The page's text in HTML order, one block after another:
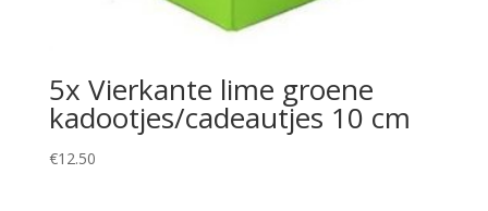
5x Vierkante lime groene
kadootjes/cadeautjes 10 cm
€12.50